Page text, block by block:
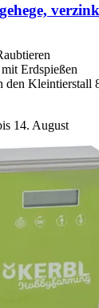
Erdspießen
den Kleintierstall
14. August